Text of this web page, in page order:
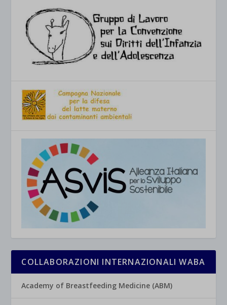
COLLABORAZIONI INTERNAZIONALI WABA
Academy of Breastfeeding Medicine (ABM)